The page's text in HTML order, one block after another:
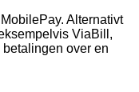
Alternativt
ViaBill,
over en